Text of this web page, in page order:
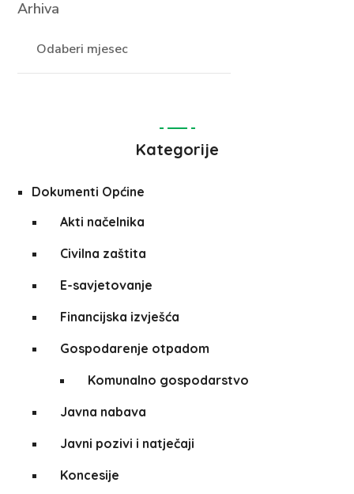
Arhiva
Kategorije
Dokumenti Općine
Akti načelnika
Civilna zaštita
E-savjetovanje
Financijska izvješća
Gospodarenje otpadom
Komunalno gospodarstvo
Javna nabava
Javni pozivi i natječaji
Koncesije